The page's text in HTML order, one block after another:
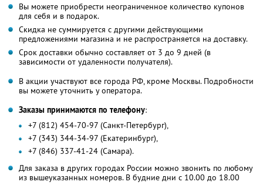
Вы можете приобрести неограниченное количество купонов
для себя и в подарок.
Скидка не суммируется с другими действующими
предложениями магазина и не распространяется на доставку.
Срок доставки обычно составляет от 3 до 9 дней (в
зависимости от удаленности получателя).
В акции участвуют все города РФ, кроме Москвы. Подробности
вы можете уточнить у оператора.
Заказы принимаются по телефону:
+7 (812) 454-70-97 (Санкт-Петербург),
+7 (343) 344-34-97 (Екатеринбург),
+7 (846) 337-41-24 (Самара).
Для заказа в других городах России можно звонить по любому
из вышеуказанных номеров. В будние дни с 10.00 до 18.00